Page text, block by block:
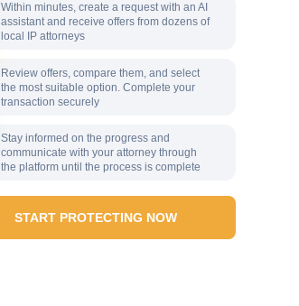
Within minutes, create a request with an AI
assistant and receive offers from dozens of
local IP attorneys
Review offers, compare them, and select
the most suitable option. Complete your
transaction securely
Stay informed on the progress and
communicate with your attorney through
the platform until the process is complete
START PROTECTING NOW